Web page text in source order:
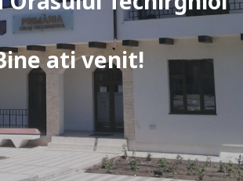
ati venit!